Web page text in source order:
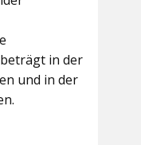
in der
und in der